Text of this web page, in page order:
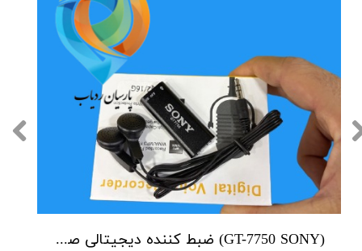
(GT-7750 SONY) ضبط کننده دیجیتالی صدا سونی - 16 گیگابایت - سنسور هوشمند صدا